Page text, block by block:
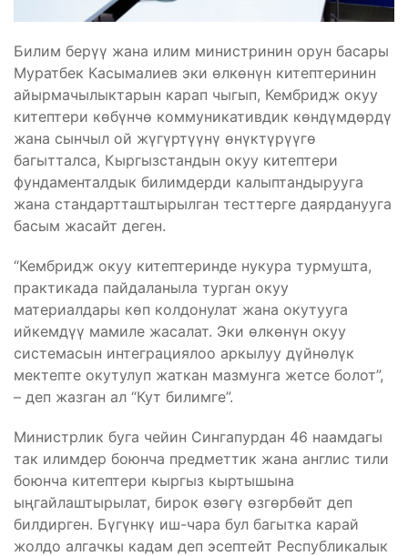
Билим берүү жана илим министринин орун басары
Муратбек Касымалиев эки өлкөнүн китептеринин
айырмачылыктарын карап чыгып, Кембридж окуу
китептери көбүнчө коммуникативдик көндүмдөрдү
жана сынчыл ой жүгүртүүнү өнүктүрүүгө
багытталса, Кыргызстандын окуу китептери
фундаменталдык билимдерди калыптандырууга
жана стандартташтырылган тесттерге даярданууга
басым жасайт деген.
“Кембридж окуу китептеринде нукура турмушта,
практикада пайдаланыла турган окуу
материалдары көп колдонулат жана окутууга
ийкемдүү мамиле жасалат. Эки өлкөнүн окуу
системасын интеграциялоо аркылуу дүйнѳлүк
мектепте окутулуп жаткан мазмунга жетсе болот”,
– деп жазган ал “Кут билимге”.
Министрлик буга чейин Сингапурдан 46 наамдагы
так илимдер боюнча предметтик жана англис тили
боюнча китептери кыргыз кыртышына
ыңгайлаштырылат, бирок өзөгү өзгөрбөйт деп
билдирген. Бүгүнкү иш-чара бул багытка карай
жолдо алгачкы кадам деп эсептейт Республикалык